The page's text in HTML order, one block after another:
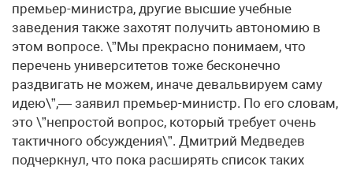
премьер-министра, другие высшие учебные
заведения также захотят получить автономию в
этом вопросе. \”Мы прекрасно понимаем, что
перечень университетов тоже бесконечно
раздвигать не можем, иначе девальвируем саму
идею\”,— заявил премьер-министр. По его словам,
это \”непростой вопрос, который требует очень
тактичного обсуждения\”. Дмитрий Медведев
подчеркнул, что пока расширять список таких